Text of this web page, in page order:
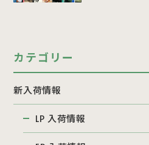
カテゴリー
新入荷情報
LP 入荷情報